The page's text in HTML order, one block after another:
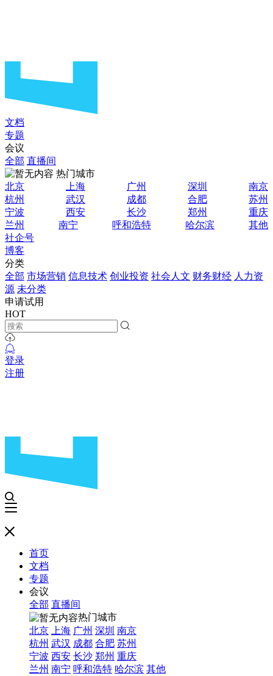
文档
专题
会议
全部 直播间
热门城市
北京
上海 广州 深圳
南京
杭州
武汉 成都 合肥
苏州
宁波
西安 长沙 郑州
重庆
兰州
南宁 呼和浩特 哈尔滨
其他
社企号
博客
分类
全部 市场营销 信息技术 创业投资 社会人文 财务财经 人力资
源 未分类
申请试用
HOT
登录
注册
首页
文档
专题
会议
全部 直播间
热门城市
北京
上海 广州 深圳 南京
杭州 武汉 成都 合肥 苏州
宁波 西安 长沙 郑州 重庆
兰州 南宁 呼和浩特 哈尔滨 其他